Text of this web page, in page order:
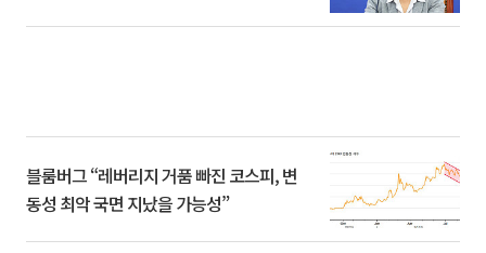
블룸버그 “레버리지 거품 빠진 코스피, 변
동성 최악 국면 지났을 가능성”